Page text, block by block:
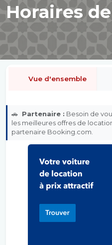
Horaires
Vue d'ensemble
🚗 Partenaire : Besoin de
les meilleures offres de
partenaire Booking.com.